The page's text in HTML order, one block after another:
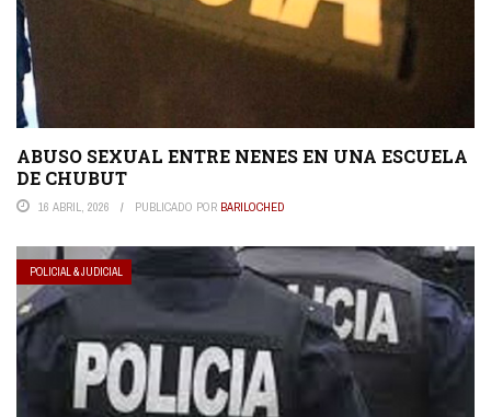
ABUSO SEXUAL ENTRE NENES EN UNA ESCUELA
DE CHUBUT
16 ABRIL, 2026 PUBLICADO POR BARILOCHED
POLICIAL & JUDICIAL